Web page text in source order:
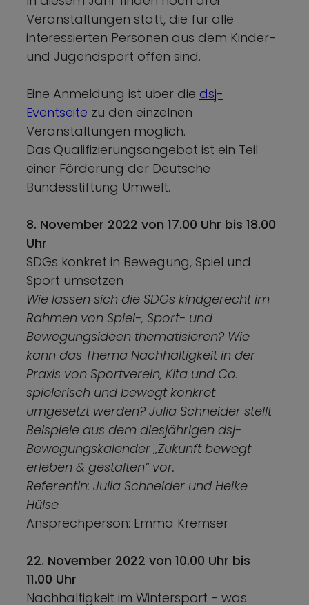
Veranstaltungen statt, die für alle
interessierten Personen aus dem Kinder-
und Jugendsport offen sind.
Eine Anmeldung ist über die dsj-
Eventseite zu den einzelnen
Veranstaltungen möglich.
Das Qualifizierungsangebot ist ein Teil
einer Förderung der Deutsche
Bundesstiftung Umwelt.
8. November 2022 von 17.00 Uhr bis 18.00
Uhr
SDGs konkret in Bewegung, Spiel und
Sport umsetzen
Wie lassen sich die SDGs kindgerecht im
Rahmen von Spiel-, Sport- und
Bewegungsideen thematisieren? Wie
kann das Thema Nachhaltigkeit in der
Praxis von Sportverein, Kita und Co.
spielerisch und bewegt konkret
umgesetzt werden? Julia Schneider stellt
Beispiele aus dem diesjährigen dsj-
Bewegungskalender „Zukunft bewegt
erleben & gestalten“ vor.
Referentin: Julia Schneider und Heike
Hülse
Ansprechperson: Emma Kremser
22. November 2022 von 10.00 Uhr bis
11.00 Uhr
Nachhaltigkeit im Wintersport - was